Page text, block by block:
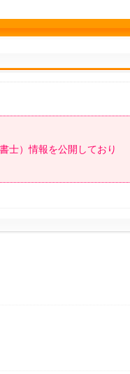
士）情報を公開しており